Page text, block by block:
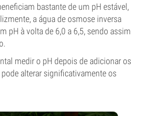
bastante de um pH estável,
a água de osmose inversa
pH à volta de 6,0 a 6,5, sendo assim
medir o pH depois de adicionar os
alterar significativamente os